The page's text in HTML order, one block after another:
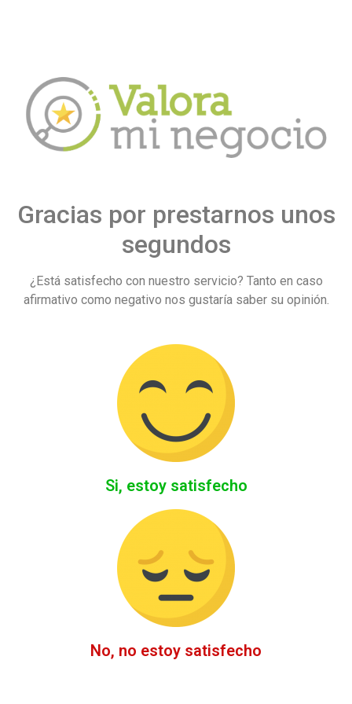
Gracias por prestarnos unos
segundos
¿Está satisfecho con nuestro servicio? Tanto en caso
afirmativo como negativo nos gustaría saber su opinión.
Si, estoy satisfecho
No, no estoy satisfecho